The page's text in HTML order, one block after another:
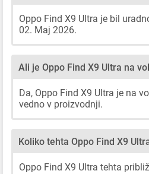
Oppo Find X9 Ultra je bil
02. Maj 2026.
Ali je Oppo Find X9 Ultra na
Da, Oppo Find X9 Ultra je na
vedno v proizvodnji.
Koliko tehta Oppo Find X9
Oppo Find X9 Ultra tehta